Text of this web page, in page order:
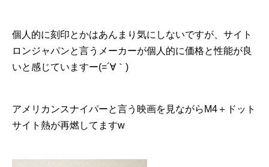
個人的に刻印とかはあんまり気にしないですが、サイト
ロンジャパンと言うメーカーが個人的に価格と性能が良
いと感じていますー(=´∀｀)
アメリカンスナイパーと言う映画を見ながらM4＋ドット
サイト熱が再燃してますw